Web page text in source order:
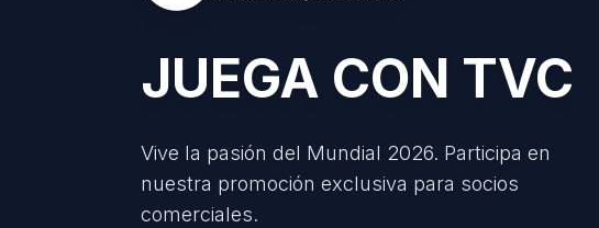
JUEGA CON TVC
Vive la pasión del Mundial 2026. Participa en
nuestra promoción exclusiva para socios
comerciales.